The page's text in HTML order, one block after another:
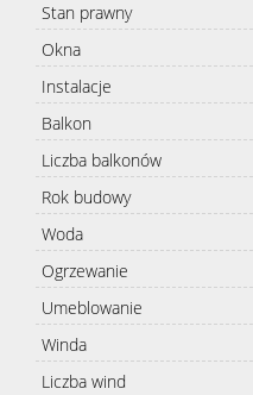
Stan prawny
Okna
Instalacje
Balkon
Liczba balkonów
Rok budowy
Woda
Ogrzewanie
Umeblowanie
Winda
Liczba wind